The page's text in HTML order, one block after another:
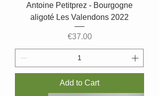
Antoine Petitprez - Bourgogne
aligoté Les Valendons 2022
Price
€37.00
Add to Cart